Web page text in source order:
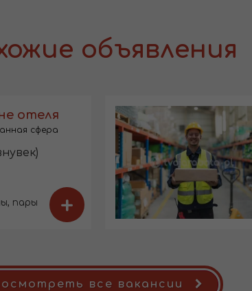
объявления
отеля
сфера
пары +
все вакансии